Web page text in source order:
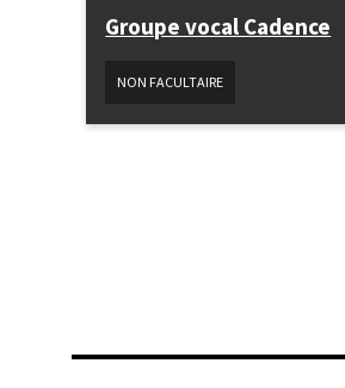
Groupe vocal Cadence
NON FACULTAIRE